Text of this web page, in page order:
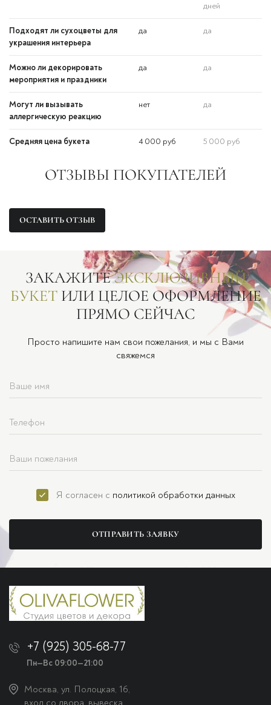
дней
Подходят ли сухоцветы для
украшения интерьера
да да
Можно ли декорировать
мероприятия и праздники
да да
Могут ли вызывать
аллергическую реакцию
нет да
Средняя цена букета 4 000 руб 5 000 руб
ОТЗЫВЫ ПОКУПАТЕЛЕЙ
ОСТАВИТЬ ОТЗЫВ
ЗАКАЖИТЕЭКСКЛЮЗИВНЫЙ
БУКЕТИЛИ ЦЕЛОЕ ОФОРМЛЕНИЕ
ПРЯМО СЕЙЧАС
Просто напишите нам свои пожелания, и мы с Вами
свяжемся
Я согласен с политикой обработки данных
ОТПРАВИТЬ ЗАЯВКУ
+7 (925) 305-68-77
Пн—Вс 09:00—21:00
Москва, ул. Полоцкая, 16,
вход со двора, вывеска